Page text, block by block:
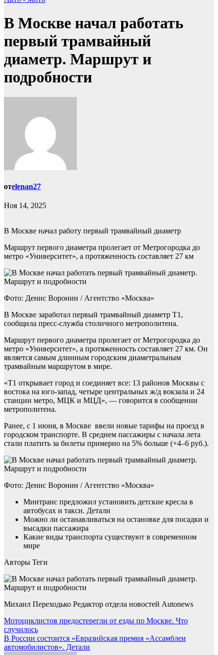
В Москве начал работать
первый трамвайный
диаметр. Маршрут и
подробности
отelenan27
Ноя 14, 2025
В Москве начал работу первый трамвайный диаметр
Маршрут первого диаметра пролегает от Метрогородка до
метро «Университет», а протяженность составляет 27 км
Фото: Денис Воронин / Агентство «Москва»
В Москве заработал первый трамвайный диаметр Т1,
сообщила пресс-служба столичного метрополитена.
Маршрут первого диаметра пролегает от Метрогородка до
метро «Университет», а протяженность составляет 27 км. Он
является самым длинным городским диаметральным
трамвайным маршрутом в мире.
«Т1 открывает город и соединяет все: 13 районов Москвы с
востока на юго-запад, четыре центральных ж/д вокзала и 24
станции метро, МЦК и МЦД», — говорится в сообщении
метрополитена.
Ранее, с 1 июня, в Москве ввели новые тарифы на проезд в
городском транспорте. В среднем пассажиры с начала лета
стали платить за билеты примерно на 5% больше (+4–6 руб.).
Фото: Денис Воронин / Агентство «Москва»
Минтранс предложил установить детские кресла в
автобусах и такси. Детали
Можно ли останавливаться на остановке для посадки и
высадки пассажира
Какие виды транспорта существуют в современном
мире
Авторы Теги
Михаил Переходько Редактор отдела новостей Autonews
Навигация
по
записям
Мотоциклистов предостерегли от езды по Москве. Что
случилось
В России состоится «Евразийская премия «Ассамблеи
автомобилистов». Детали